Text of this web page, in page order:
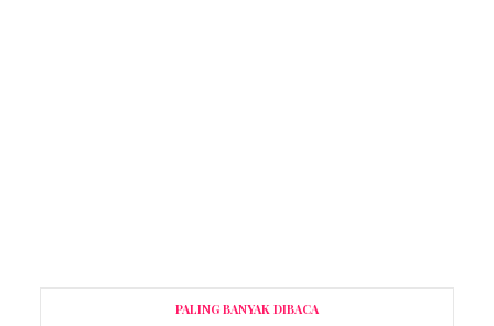
PALING BANYAK DIBACA